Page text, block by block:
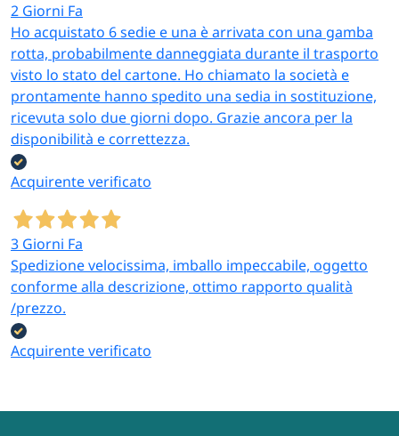
2 Giorni Fa
Ho acquistato 6 sedie e una è arrivata con una gamba
rotta, probabilmente danneggiata durante il trasporto
visto lo stato del cartone. Ho chiamato la società e
prontamente hanno spedito una sedia in sostituzione,
ricevuta solo due giorni dopo. Grazie ancora per la
disponibilità e correttezza.
Acquirente verificato
3 Giorni Fa
Spedizione velocissima, imballo impeccabile, oggetto
conforme alla descrizione, ottimo rapporto qualità
/prezzo.
Acquirente verificato